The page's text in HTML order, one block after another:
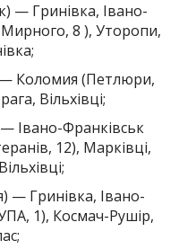
— Гринівка, Івано-
8 ), Уторопи,
— Коломия (Петлюри,
Вільхівці;
Івано-Франківськ
12), Марківці,
— Гринівка, Івано-
1), Космач-Рушір,